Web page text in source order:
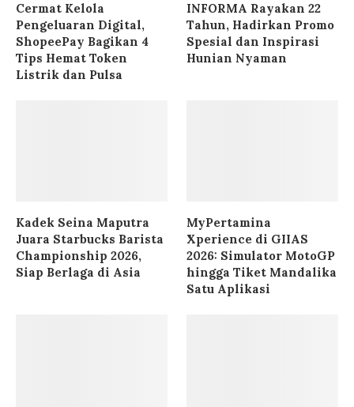
Cermat Kelola
Pengeluaran Digital,
ShopeePay Bagikan 4
Tips Hemat Token
Listrik dan Pulsa
INFORMA Rayakan 22
Tahun, Hadirkan Promo
Spesial dan Inspirasi
Hunian Nyaman
Kadek Seina Maputra
Juara Starbucks Barista
Championship 2026,
Siap Berlaga di Asia
MyPertamina
Xperience di GIIAS
2026: Simulator MotoGP
hingga Tiket Mandalika
Satu Aplikasi